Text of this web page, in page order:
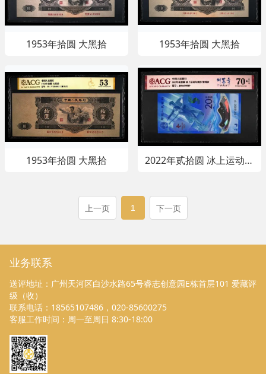
1953年拾圆 大黑拾 1953年拾圆 大黑拾
1953年拾圆 大黑拾
2022年贰拾圆 冰上运动冬
上一页 1 下一页
业务联系
送评地址：广州天河区白沙水路65号睿志创意园E栋首层101 爱藏评
级（收）
联系电话：18565107486，020-85600275
客服工作时间：周一至周日 8:30-18:00